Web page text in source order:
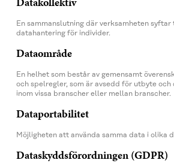
En sammanslutning där verksamheten
datahantering för individer.
Dataområde
En helhet som består av gemensamt
och spelregler, som är avsedd för utbyte och
inom vissa branscher eller mellan branscher.
Dataportabilitet
Möjligheten att använda samma data i olika
Dataskyddsförordningen (GDPR)